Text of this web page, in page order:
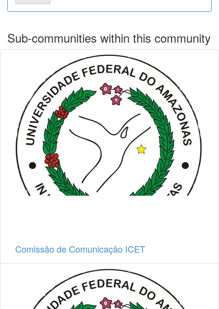
Sub-communities within this community
Comissão de Comunicação ICET